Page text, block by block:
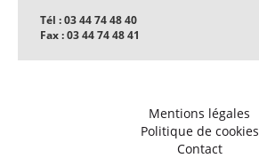
Tél : 03 44 74 48 40
Fax : 03 44 74 48 41
Mentions légales
Politique de cookies
Contact